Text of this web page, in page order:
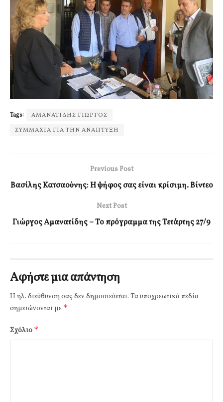
Tags:
ΑΜΑΝΑΤΙΔΗΣ ΓΙΩΡΓΟΣ
ΣΥΜΜΑΧΙΑ ΓΙΑ ΤΗΝ ΑΝΑΠΤΥΞΗ
Previous Post
Βασίλης Κατσαούνης: Η ψήφος σας είναι κρίσιμη. Βίντεο
Next Post
Γιώργος Αμανατίδης – Το πρόγραμμα της Τετάρτης 27/9
Αφήστε μια απάντηση
Η ηλ. διεύθυνση σας δεν δημοσιεύεται. Τα υποχρεωτικά πεδία
σημειώνονται με *
Σχόλιο *